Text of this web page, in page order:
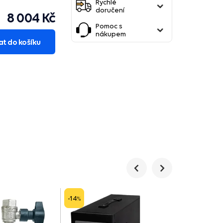
8 004 Kč
do košíku
Rychlé
doručení
Pomoc s
nákupem
-14%